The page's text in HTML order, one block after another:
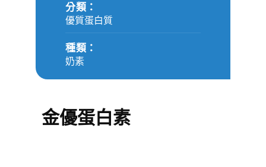
分類：
優質蛋白質
種類：
奶素
金優蛋白素